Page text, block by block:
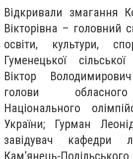
Відкривали змагання
Вікторівна – головний
освіти, культури,
Гуменецької
Віктор
голови
Національного
України; Гурман
завідувач кафедри
Кам’янець-